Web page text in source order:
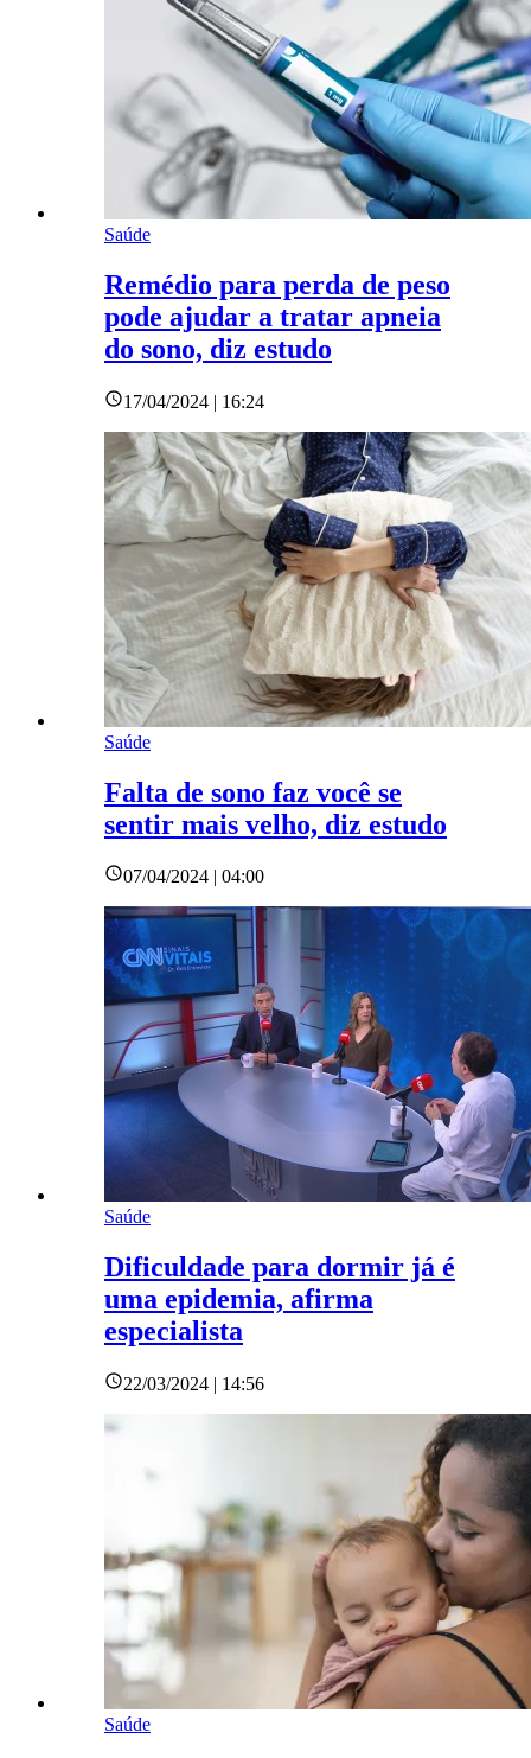
Saúde
Remédio para perda de peso
pode ajudar a tratar apneia
do sono, diz estudo
17/04/2024 | 16:24
Saúde
Falta de sono faz você se
sentir mais velho, diz estudo
07/04/2024 | 04:00
Saúde
Dificuldade para dormir já é
uma epidemia, afirma
especialista
22/03/2024 | 14:56
Saúde